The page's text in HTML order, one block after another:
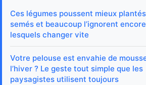
Ces légumes poussent mieux
semés et beaucoup l’ignorent
lesquels changer vite
Votre pelouse est envahie de
l’hiver ? Le geste tout simple que les
paysagistes utilisent toujours